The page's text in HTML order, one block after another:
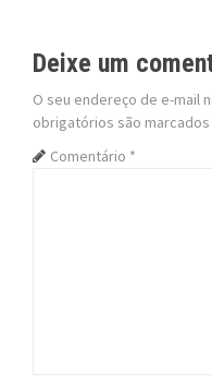
n
a
v
i
Deixe um
O seu endereço de e-mail
obrigatórios são marcados
Comentário *